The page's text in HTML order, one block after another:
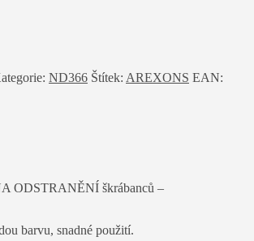
ND366 Štítek: AREXONS EAN:
ODSTRANĚNÍ škrábanců –
barvu, snadné použití.